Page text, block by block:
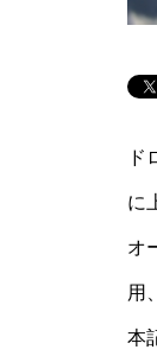
ド
に
オ
用
本